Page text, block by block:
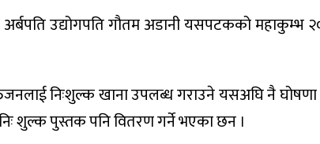
अर्बपति उद्योगपति गौतम अडानी यसपटकको महाकुम्भ
निःशुल्क खाना उपलब्ध गराउने यसअघि नै
शुल्क पुस्तक पनि वितरण गर्ने भएका छन ।